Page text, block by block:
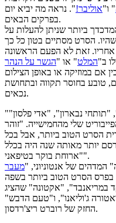
" ו"אוליבר!". נראה מה יביא יום
בפרקים הבאים.
ביותר שניתן להעלות על
הסרט מסתיים בטון כל כך
זאת לא הפעם הראשונה
ב"המלט" או "הגשר על הנהר
אם במוזיקה או באופן הצילום
טובע בחוסר תקווה ובתחושת
נכאים.
"סיפור הפרברים" ניצח את "פאני", "תותחי נבארון", "אדי פלסון"
שלי מהחמישייה. "זוהר
הסרט הטוב ביותר, אבל בכל
יותר מאותה שנה היה בכלל
"ארוחת בוקר בטיפאני".
מעבר
בפרס הסרט הטוב ביותר בשפה
במריאנבד", "אקטונה" שהציג
ג'וליאנו", ו"טעם הדבש"
החזק של רוברט ריצ'רדסון.